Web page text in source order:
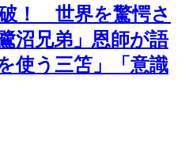
！ 世界を驚愕さ
沼兄弟」恩師が語
使う三笘」「意識